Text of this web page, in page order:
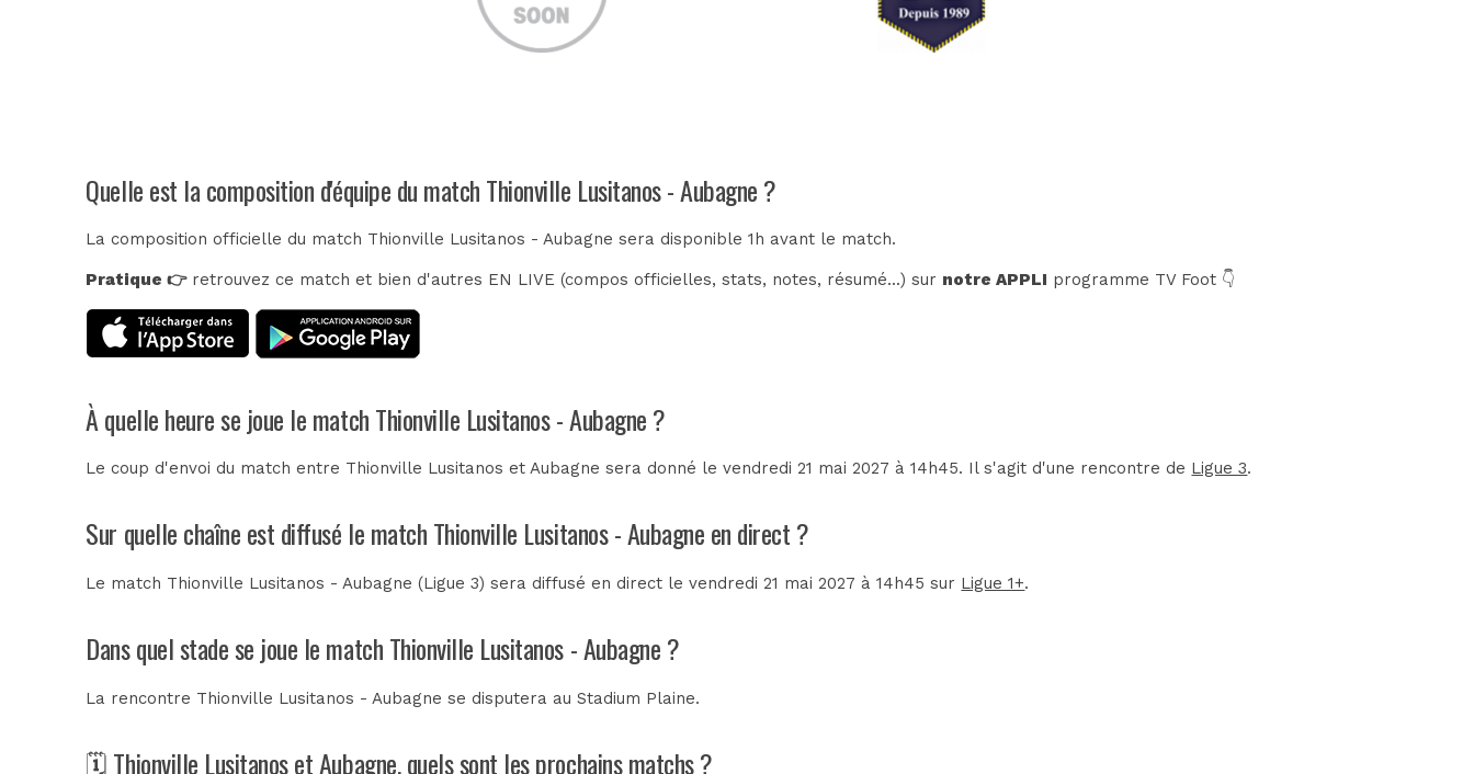
Quelle est la composition d'équipe du match Thionville Lusitanos - Aubagne ?
La composition officielle du match Thionville Lusitanos - Aubagne sera disponible 1h avant le match.
Pratique 👉retrouvez ce match et bien d'autres EN LIVE (compos officielles, stats, notes, résumé...) sur notre APPLI programme TV Foot 👇
À quelle heure se joue le match Thionville Lusitanos - Aubagne ?
Le coup d'envoi du match entre Thionville Lusitanos et Aubagne sera donné le vendredi 21 mai 2027 à 14h45. Il s'agit d'une rencontre de Ligue 3.
Sur quelle chaîne est diffusé le match Thionville Lusitanos - Aubagne en direct ?
Le match Thionville Lusitanos - Aubagne (Ligue 3) sera diffusé en direct le vendredi 21 mai 2027 à 14h45 sur Ligue 1+.
Dans quel stade se joue le match Thionville Lusitanos - Aubagne ?
La rencontre Thionville Lusitanos - Aubagne se disputera auStadium Plaine.
🗓️ Thionville Lusitanos et Aubagne, quels sont les prochains matchs ?